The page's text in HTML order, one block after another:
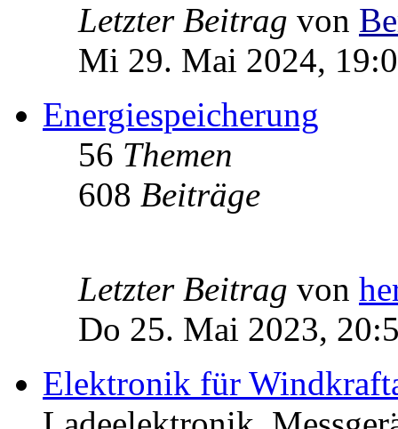
Letzter Beitrag von
Mi 29. Mai 2024,
Energiespeicherung
56 Themen
608 Beiträge
Letzter Beitrag von
Do 25. Mai 2023,
Elektronik für